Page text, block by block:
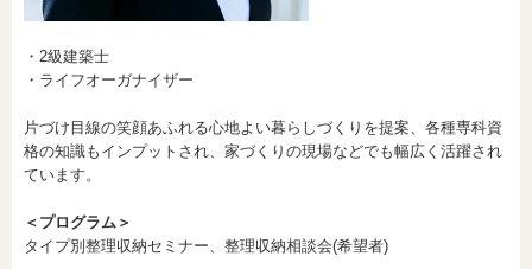
・2級建築士
・ライフオーガナイザー
片づけ目線の笑顔あふれる心地よい暮らしづくりを提案、各種専科資
格の知識もインプットされ、家づくりの現場などでも幅広く活躍され
ています。
＜プログラム＞
タイプ別整理収納セミナー、整理収納相談会(希望者)